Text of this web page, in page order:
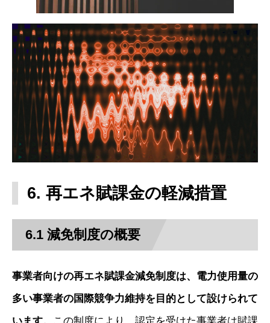
6. 再エネ賦課金の軽減措置
6.1 減免制度の概要
事業者向けの再エネ賦課金減免制度は、電力使用量の
多い事業者の国際競争力維持を目的として設けられて